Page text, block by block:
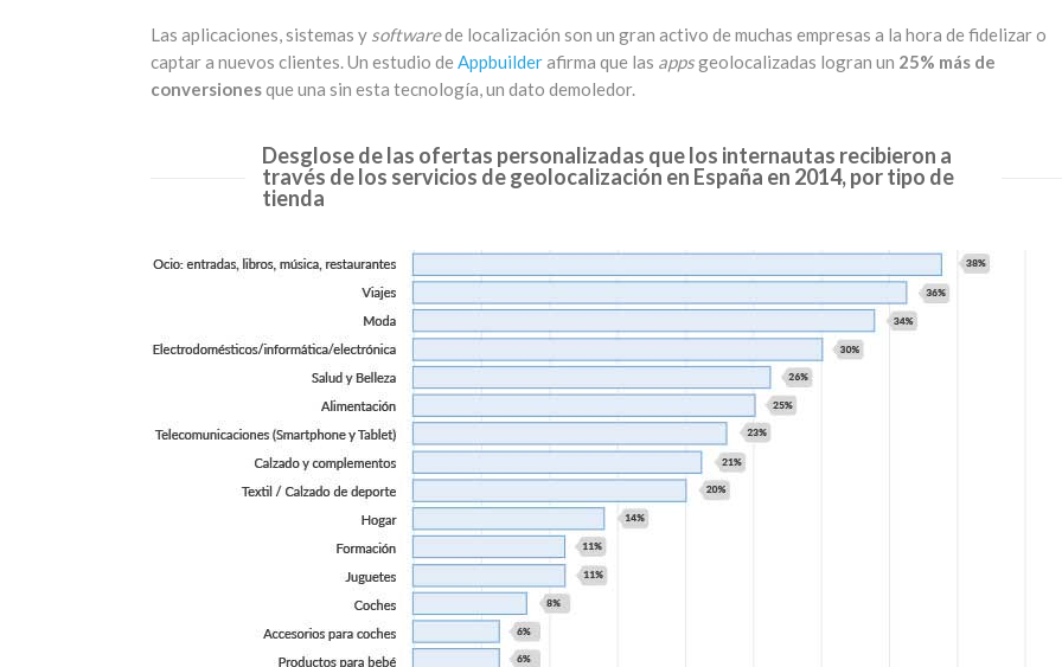
Las aplicaciones, sistemas y softwarede localización son un gran activo de muchas empresas a la hora de fidelizar o
captar a nuevos clientes. Un estudio de Appbuilderafirma que las appsgeolocalizadas logran un 25% más de
conversionesque una sin esta tecnología, un dato demoledor.
Desglose de las ofertas personalizadas que los internautas recibieron a
través de los servicios de geolocalización en España en 2014, por tipo de
tienda